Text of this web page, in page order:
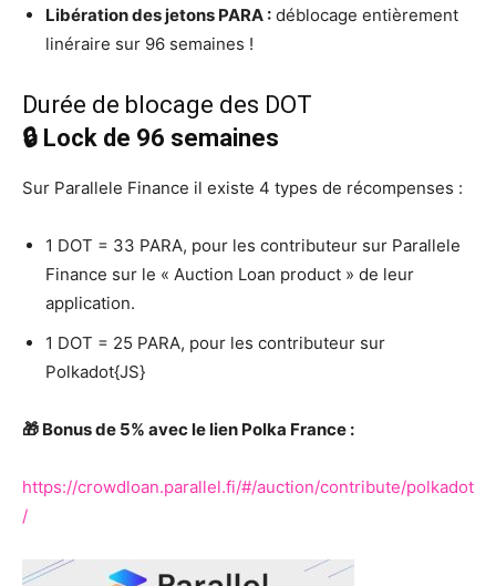
Libération des jetons PARA : déblocage entièrement
linéraire sur 96 semaines !
Durée de blocage des DOT
🔒 Lock de 96 semaines
Sur Parallele Finance il existe 4 types de récompenses :
1 DOT = 33 PARA, pour les contributeur sur Parallele
Finance sur le « Auction Loan product » de leur
application.
1 DOT = 25 PARA, pour les contributeur sur
Polkadot{JS}
🎁 Bonus de 5% avec le lien Polka France :
https://crowdloan.parallel.fi/#/auction/contribute/polkadot
/